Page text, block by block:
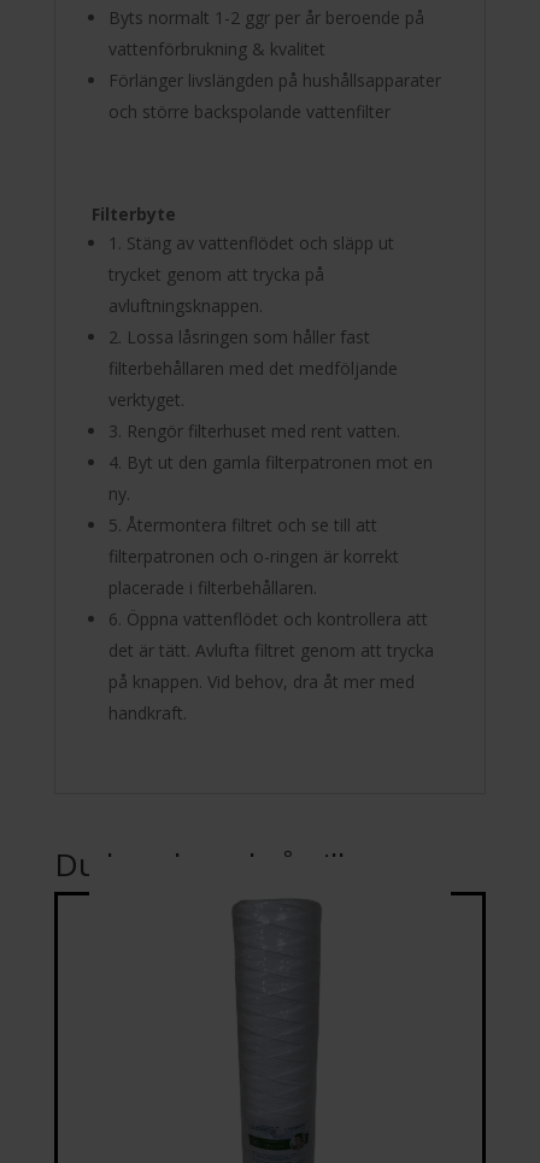
Byts normalt 1-2 ggr per år beroende på
vattenförbrukning & kvalitet
Förlänger livslängden på hushållsapparater
och större backspolande vattenfilter
Filterbyte
1. Stäng av vattenflödet och släpp ut
trycket genom att trycka på
avluftningsknappen.
2. Lossa låsringen som håller fast
filterbehållaren med det medföljande
verktyget.
3. Rengör filterhuset med rent vatten.
4. Byt ut den gamla filterpatronen mot en
ny.
5. Återmontera filtret och se till att
filterpatronen och o-ringen är korrekt
placerade i filterbehållaren.
6. Öppna vattenflödet och kontrollera att
det är tätt. Avlufta filtret genom att trycka
på knappen. Vid behov, dra åt mer med
handkraft.
Du kanske också gillar …